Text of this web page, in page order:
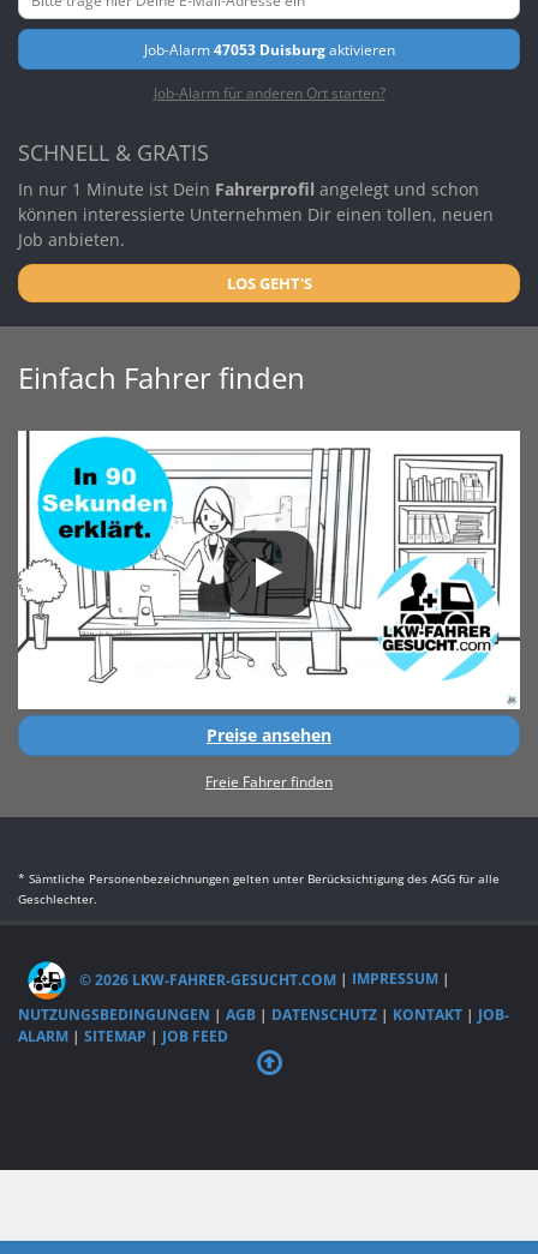
Job-Alarm47053 Duisburgaktivieren
Job-Alarm für anderen Ort starten?
SCHNELL & GRATIS
In nur 1 Minute ist Dein Fahrerprofil angelegt und schon
können interessierte Unternehmen Dir einen tollen, neuen
Job anbieten.
LOS GEHT'S
Einfach Fahrer finden
Preise ansehen
Freie Fahrer finden
* Sämtliche Personenbezeichnungen gelten unter Berücksichtigung des AGG für alle
Geschlechter.
© 2026 LKW-FAHRER-GESUCHT.COM | IMPRESSUM |
NUTZUNGSBEDINGUNGEN | AGB | DATENSCHUTZ | KONTAKT | JOB-
ALARM | SITEMAP | JOB FEED